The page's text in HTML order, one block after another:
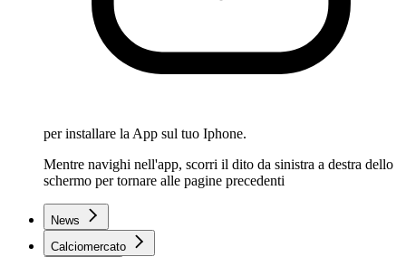
per installare la App sul tuo Iphone.
Mentre navighi nell'app, scorri il dito da sinistra a destra dello
schermo per tornare alle pagine precedenti
News
Calciomercato